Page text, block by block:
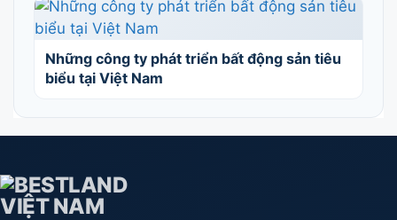
Những công ty phát triển bất động sản tiêu
biểu tại Việt Nam